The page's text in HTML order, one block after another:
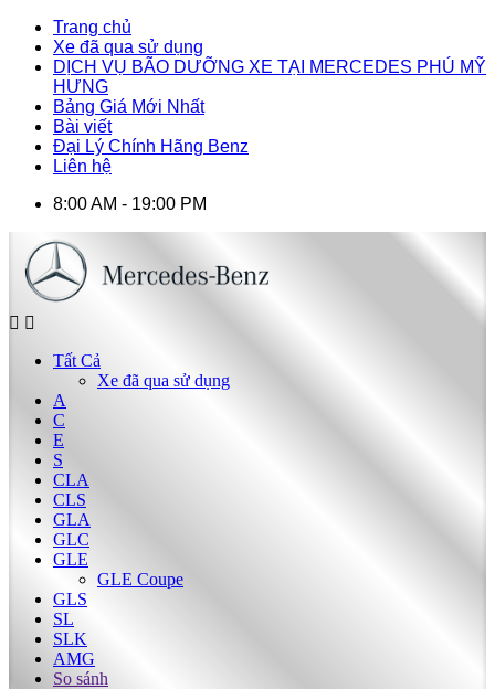
Trang chủ
Xe đã qua sử dụng
DỊCH VỤ BÃO DƯỠNG XE TẠI MERCEDES PHÚ MỸ
HƯNG
Bảng Giá Mới Nhất
Bài viết
Đại Lý Chính Hãng Benz
Liên hệ
8:00 AM - 19:00 PM
Tất Cả
Xe đã qua sử dụng
A
C
E
S
CLA
CLS
GLA
GLC
GLE
GLE Coupe
GLS
SL
SLK
AMG
So sánh